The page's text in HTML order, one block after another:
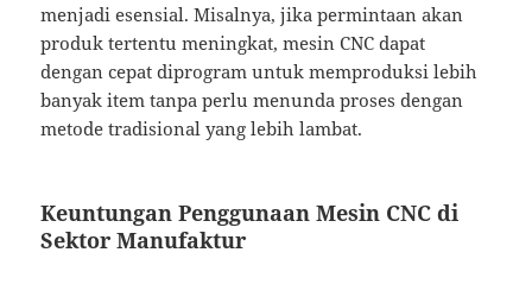
menjadi esensial. Misalnya, jika permintaan akan
produk tertentu meningkat, mesin CNC dapat
dengan cepat diprogram untuk memproduksi lebih
banyak item tanpa perlu menunda proses dengan
metode tradisional yang lebih lambat.
Keuntungan Penggunaan Mesin CNC di
Sektor Manufaktur